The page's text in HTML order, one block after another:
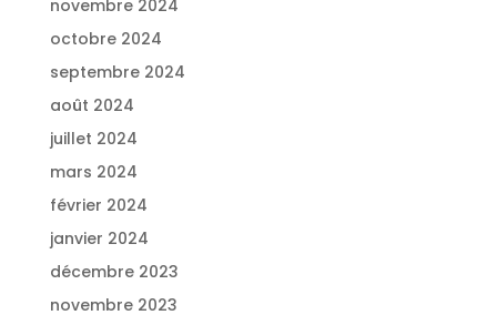
novembre 2024
octobre 2024
septembre 2024
août 2024
juillet 2024
mars 2024
février 2024
janvier 2024
décembre 2023
novembre 2023